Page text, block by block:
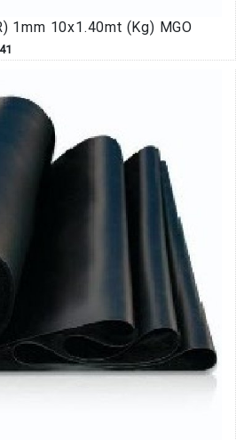
1mm 10x1.40mt (Kg) MGO